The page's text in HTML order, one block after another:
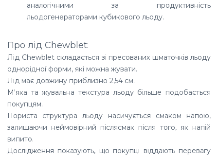
аналогічними за продуктивність
льодогенераторами кубикового льоду.
Про лід Chewblet:
Лід Chewblet складається зі пресованих шматочків льоду
однорідної форми, які можна жувати.
Лід має довжину приблизно 2,54 см.
М'яка та жувальна текстура льоду більше подобається
покупцям.
Пориста структура льоду насичується смаком напою,
залишаючи неймовірний післясмак після того, як напій
випито.
Дослідження показують, що покупці віддають перевагу